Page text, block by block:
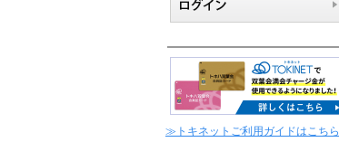
≫トキネットご利用ガイドはこちら